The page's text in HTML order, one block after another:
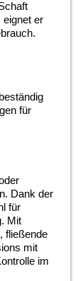
eignet er
für
Dank der
für
Mit
fließende
mit
im